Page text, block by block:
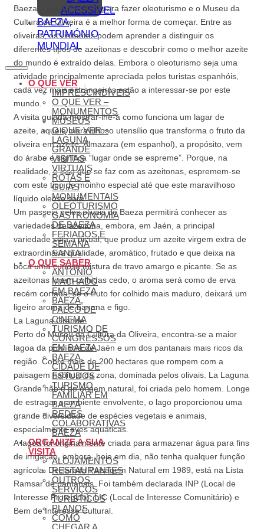
ACESSÍVEL
BAEZA,
PATRIMÓNIO
MUNDIAL
O QUE VER
IMPRESCINDÍVEIS
O QUE VER –
MONUMENTOS
MUSEUS
O QUE VER –
LAGUNA
GRANDE
VISITAS
VIRTUAIS
ROTAS E
GUIAS
MONUMENTAIS
OLEOTURISMO
GASTRONOMIA
DE BAEZA
FERIADOS E
SEMANA
SANTA
O QUE SABER
ANTONIO
MACHADO
EM BAEZA
BAEZA,
PALCO DE
CINEMA
TURISMO DE
CONGRESSOS
EM BAEZA
BAEZA,
CIDADE DE
ESTUDOS
TURISMO
FAMILIAR EM
BAEZA
REDES
COLABORATIVAS
BAEZA
ORGANIZE A SUA
VISITA
ALOJAMENTOS
RESTAURANTES
OUTROS
SERVIÇOS
TURÍSTICOS
PLANOS
COMO
Baeza é um lugar ideal para fazer oleoturismo e o Museu da
Cultura da Oliveira é a melhor forma de começar. Entre as
oliveiras, os visitantes podem aprender a distinguir os
diferentes tipos de azeitonas e descobrir como o melhor azeite
do mundo é extraído delas. Embora o oleoturismo seja uma
atividade principalmente apreciada pelos turistas espanhóis,
cada vez mais estrangeiros estão a interessar-se por este
mundo.
A visita guiada mostrar-lhe-á como funciona um lagar de
azeite, aquele maravilhoso utensílio que transforma o fruto da
oliveira em azeite. Almazara (em espanhol), a propósito, vem
do árabe e significa “lugar onde se espreme”. Porque, na
realidade, é isso que se faz com as azeitonas, espremem-se
com este tipo de moinho especial até que este maravilhoso
líquido oleoso saia.
Um passeio pelos olivais de Baeza permitirá conhecer as
variedades de azeitona, embora, em Jaén, a principal
variedade seja a picual, que produz um azeite virgem extra de
extraordinária qualidade, aromático, frutado e que deixa na
boca uma curiosa mistura de travo amargo e picante. Se as
azeitonas forem colhidas cedo, o aroma será como de erva
recém cortada; se o fruto for colhido mais maduro, deixará um
ligeiro aroma de banana e figo.
La Laguna Grande
Perto do Museu da Cultura da Oliveira, encontra-se a maior
lagoa da província de Jaén e um dos pantanais mais ricos da
região. Cobre mais de 200 hectares que rompem com a
paisagem habitual da zona, dominada pelos olivais. La Laguna
Grande não é de origem natural, foi criada pelo homem. Longe
de estragar o ambiente envolvente, o lago proporcionou uma
grande diversidade de espécies vegetais e animais,
especialmente aves aquáticas.
A lagoa foi originalmente criada para armazenar água para fins
de irrigação, embora, hoje em dia, não tenha qualquer função
agrícola. Declarada Paisagem Natural em 1989, está na Lista
Ramsar de pantanais. Foi também declarada INP (Local de
Interesse Protegido), LIC (Local de Interesse Comunitário) e
Bem de Interesse Cultural.